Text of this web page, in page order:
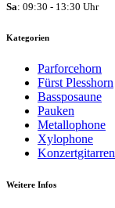
Sa: 09:30 - 13:30 Uhr
Kategorien
Parforcehorn
Fürst Plesshorn
Bassposaune
Pauken
Metallophone
Xylophone
Konzertgitarren
Weitere Infos